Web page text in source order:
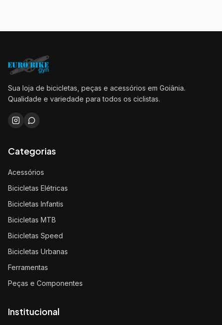
Sua loja de bicicletas, peças e acessórios em Goiânia.
Qualidade e variedade para todos os ciclistas.
Categorias
Acessórios
Bicicletas Elétricas
Bicicletas Infantis
Bicicletas MTB
Bicicletas Speed
Bicicletas Urbanas
Ferramentas
Peças e Componentes
Institucional